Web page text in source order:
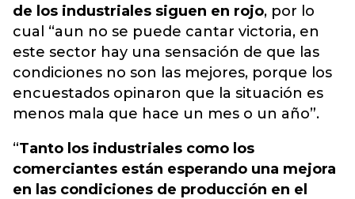
de los industriales siguen en rojo, por lo
cual “aun no se puede cantar victoria, en
este sector hay una sensación de que las
condiciones no son las mejores, porque los
encuestados opinaron que la situación es
menos mala que hace un mes o un año”.
“Tanto los industriales como los
comerciantes están esperando una mejora
en las condiciones de producción en el